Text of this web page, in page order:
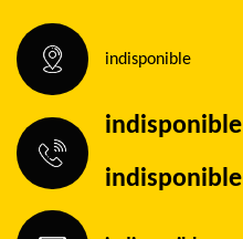
indisponible
indisponible
indisponible